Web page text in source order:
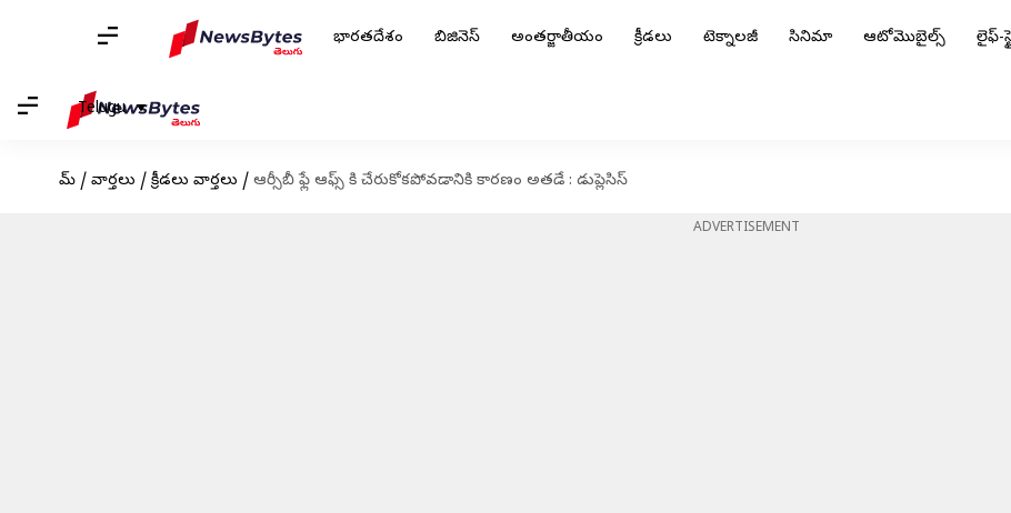
భారతదేశం బిజినెస్ అంతర్జాతీయం క్రీడలు టెక్నాలజీ సినిమా ఆటోమొబైల్స్ లైఫ్-
Telugu
హోమ్ / వార్తలు / క్రీడలు వార్తలు / ఆర్సీబీ ఫ్లే ఆఫ్స్ కి చేరుకోకపోవడానికి కారణం అతడే : డుప్లెసిస్
ADVERTISEMENT